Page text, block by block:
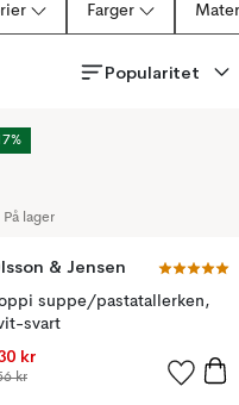
Farger
Popularitet
På lager
& Jensen
suppe/pastatallerken,
svart
kr
kr